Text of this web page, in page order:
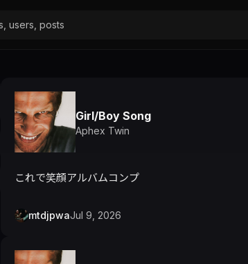
Girl/Boy Song
Aphex Twin
これで笑顔アルバムコンプ
mtdjpwaJul 9, 2026